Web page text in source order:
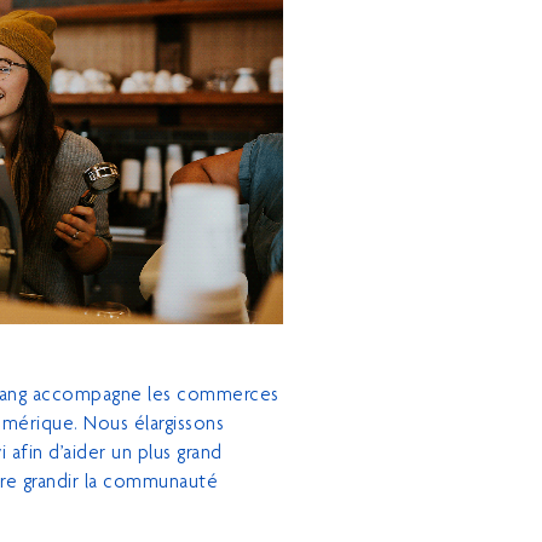
accompagne les commerces
Nous élargissons
d’aider un plus grand
grandir la communauté